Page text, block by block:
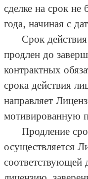
сделке на срок не
года, начиная с
Срок действия
продлен до
контрактных
срока действия
направляет
мотивированную
Продление
осуществляется
соответствующей